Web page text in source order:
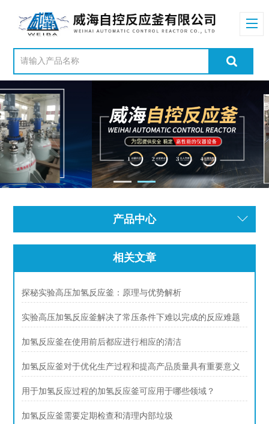
产品中心
相关文章
探秘实验高压加氢反应釜：原理与优势解析
实验高压加氢反应釜解决了常压条件下难以完成的反应难题
加氢反应釜在使用前后都应进行相应的清洁
加氢反应釜对于优化生产过程和提高产品质量具有重要意义
用于加氢反应过程的加氢反应釜可应用于哪些领域？
加氢反应釜需要定期检查和清理内部垃圾